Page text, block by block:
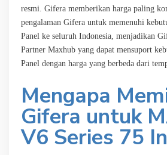
resmi. Gifera memberikan harga paling
pengalaman Gifera untuk memenuhi
Panel ke seluruh Indonesia, menjadikan
Partner Maxhub yang dapat mensuport
Panel dengan harga yang berbeda dari
Mengapa
Gifera untuk
V6 Series 75